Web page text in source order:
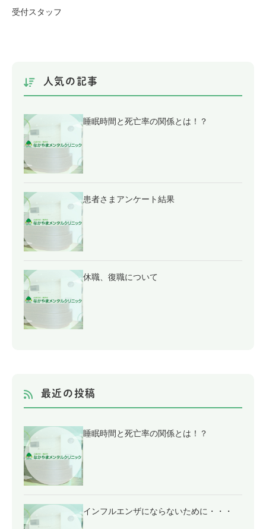
受付スタッフ
人気の記事
睡眠時間と死亡率の関係とは！？
患者さまアンケート結果
休職、復職について
最近の投稿
睡眠時間と死亡率の関係とは！？
インフルエンザにならないために・・・